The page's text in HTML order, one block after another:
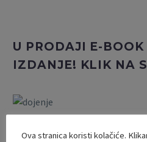
U PRODAJI E-
IZDANJE! KLIK NA
Ova stranica koristi kolačiće.